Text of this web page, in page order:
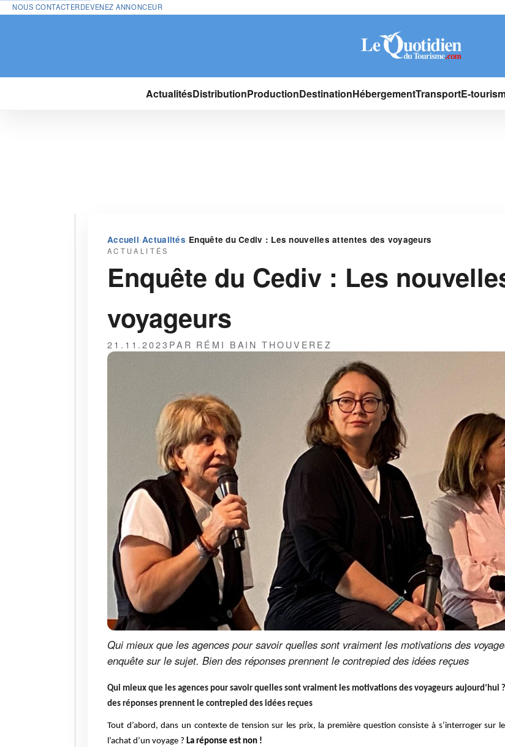
NOUS CONTACTERDEVENEZ ANNONCEUR
ActualitésDistributionProductionDestinationHébergementTransportE-
Accueil›Actualités›Enquête du Cediv : Les nouvelles attentes des voyageurs
ACTUALITÉS
Enquête du Cediv : Les
voyageurs
21.11.2023PAR RÉMI BAIN THOUVEREZ
Qui mieux que les agences pour savoir quelles sont vraiment les motivations des
enquête sur le sujet. Bien des réponses prennent le contrepied des idées reçues
Qui mieux que les agences pour savoir quelles sont vraiment les motivations des voyageurs
des réponses prennent le contrepied des idées reçues
Tout d’abord, dans un contexte de tension sur les prix, la première question consiste à s’interroger sur
l’achat d’un voyage ? La réponse est non !